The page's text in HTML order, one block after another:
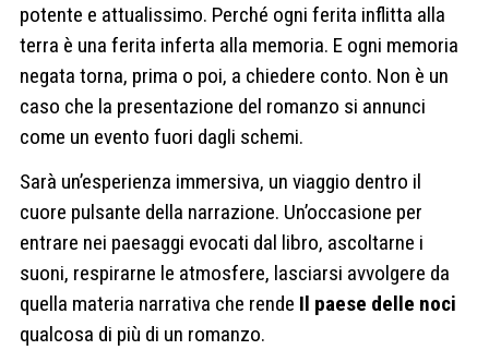
potente e attualissimo. Perché ogni ferita inflitta alla
terra è una ferita inferta alla memoria. E ogni memoria
negata torna, prima o poi, a chiedere conto. Non è un
caso che la presentazione del romanzo si annunci
come un evento fuori dagli schemi.
Sarà un’esperienza immersiva, un viaggio dentro il
cuore pulsante della narrazione. Un’occasione per
entrare nei paesaggi evocati dal libro, ascoltarne i
suoni, respirarne le atmosfere, lasciarsi avvolgere da
quella materia narrativa che rende Il paese delle noci
qualcosa di più di un romanzo.